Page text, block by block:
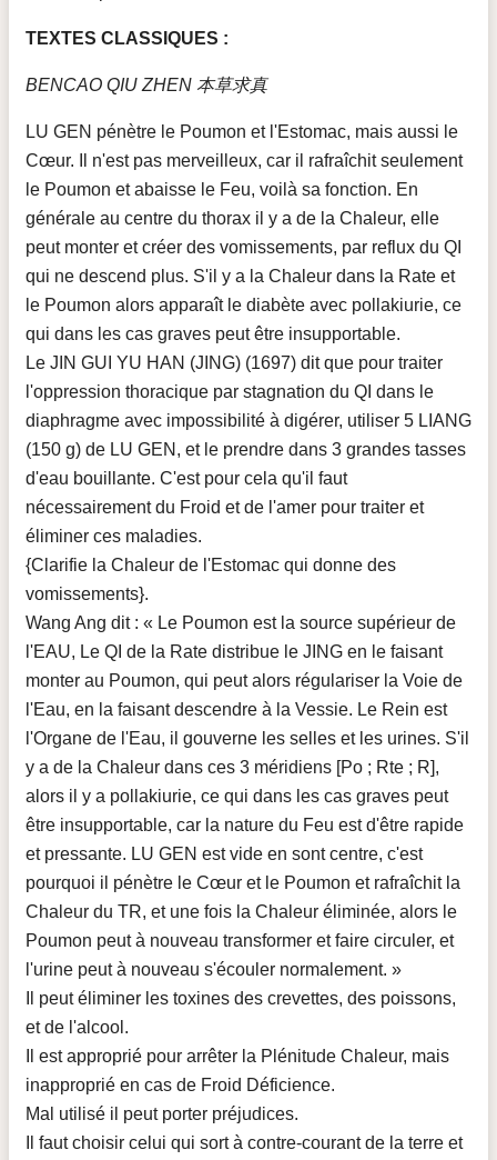
TEXTES CLASSIQUES :
BENCAO QIU ZHEN 本草求真
LU GEN pénètre le Poumon et l'Estomac, mais aussi le
Cœur. Il n'est pas merveilleux, car il rafraîchit seulement
le Poumon et abaisse le Feu, voilà sa fonction. En
générale au centre du thorax il y a de la Chaleur, elle
peut monter et créer des vomissements, par reflux du QI
qui ne descend plus. S'il y a la Chaleur dans la Rate et
le Poumon alors apparaît le diabète avec pollakiurie, ce
qui dans les cas graves peut être insupportable.
Le JIN GUI YU HAN (JING) (1697) dit que pour traiter
l'oppression thoracique par stagnation du QI dans le
diaphragme avec impossibilité à digérer, utiliser 5 LIANG
(150 g) de LU GEN, et le prendre dans 3 grandes tasses
d'eau bouillante. C'est pour cela qu'il faut
nécessairement du Froid et de l'amer pour traiter et
éliminer ces maladies.
{Clarifie la Chaleur de l'Estomac qui donne des
vomissements}.
Wang Ang dit : « Le Poumon est la source supérieur de
l'EAU, Le QI de la Rate distribue le JING en le faisant
monter au Poumon, qui peut alors régulariser la Voie de
l'Eau, en la faisant descendre à la Vessie. Le Rein est
l'Organe de l'Eau, il gouverne les selles et les urines. S'il
y a de la Chaleur dans ces 3 méridiens [Po ; Rte ; R],
alors il y a pollakiurie, ce qui dans les cas graves peut
être insupportable, car la nature du Feu est d'être rapide
et pressante. LU GEN est vide en sont centre, c'est
pourquoi il pénètre le Cœur et le Poumon et rafraîchit la
Chaleur du TR, et une fois la Chaleur éliminée, alors le
Poumon peut à nouveau transformer et faire circuler, et
l'urine peut à nouveau s'écouler normalement. »
Il peut éliminer les toxines des crevettes, des poissons,
et de l'alcool.
Il est approprié pour arrêter la Plénitude Chaleur, mais
inapproprié en cas de Froid Déficience.
Mal utilisé il peut porter préjudices.
Il faut choisir celui qui sort à contre-courant de la terre et